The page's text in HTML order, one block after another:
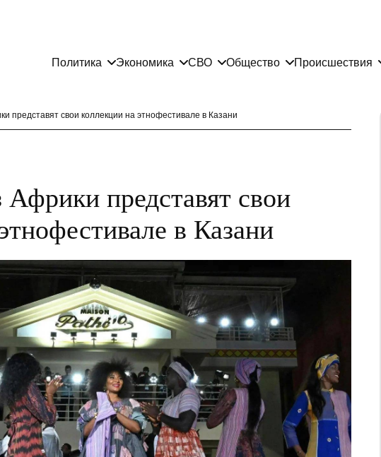
Политика Экономика СВО Общество Происшествия
представят свои коллекции на этнофестивале в Казани
представят свои
в Казани